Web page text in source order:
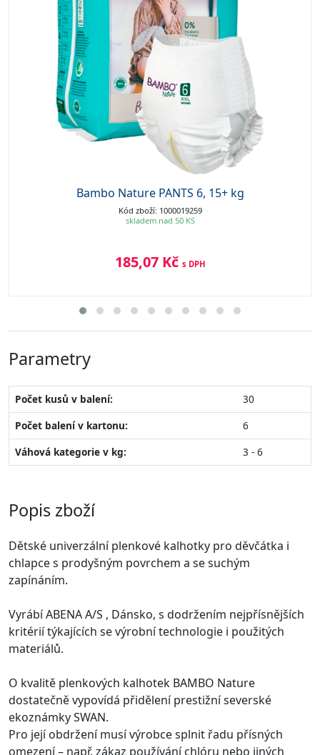
Bambo Nature PANTS 6, 15+ kg
Kód zboží: 1000019259
skladem nad 50 KS
185,07 Kč s DPH
Parametry
Počet kusů v balení:
30
Počet balení v kartonu:
6
Váhová kategorie v kg:
3 - 6
Popis zboží
Dětské univerzální plenkové kalhotky pro děvčátka i
chlapce s prodyšným povrchem a se suchým
zapínáním.
Vyrábí ABENA A/S , Dánsko, s dodržením nejpřísnějších
kritérií týkajících se výrobní technologie i použitých
materiálů.
O kvalitě plenkových kalhotek BAMBO Nature
dostatečně vypovídá přidělení prestižní severské
ekoznámky SWAN.
Pro její obdržení musí výrobce splnit řadu přísných
omezení – např. zákaz používání chlóru nebo jiných